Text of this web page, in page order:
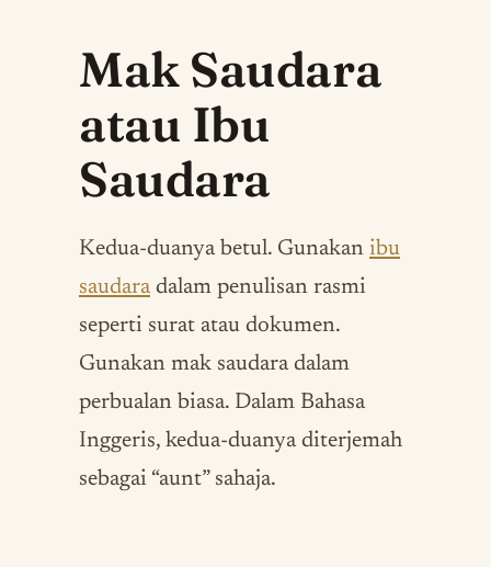
Mak Saudara
atau Ibu
Saudara
Kedua-duanya betul. Gunakan ibu
saudaradalam penulisan rasmi
seperti surat atau dokumen.
Gunakan mak saudara dalam
perbualan biasa. Dalam Bahasa
Inggeris, kedua-duanya diterjemah
sebagai “aunt” sahaja.